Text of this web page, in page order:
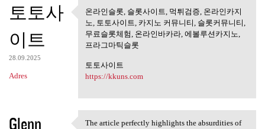
토토사
이트
28.09.2025
Adres
온라인슬롯, 슬롯사이트, 먹튀검
증, 온라인카지노,
온라인슬롯, 슬롯사이트, 먹튀검증, 온라인카지
노, 토토사이트, 카지노 커뮤니티, 슬롯커뮤니티,
무료슬롯체험, 온라인바카라, 에볼루션카지노,
프라그마틱슬롯
토토사이트
https://kkuns.com
Glenn
The article perfectly highlights the absurdities of